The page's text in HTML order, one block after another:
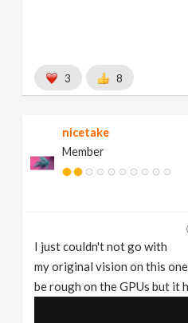
3 8
nicetake
Member
I just couldn't not go with
my original vision on this
be rough on the GPUs but it